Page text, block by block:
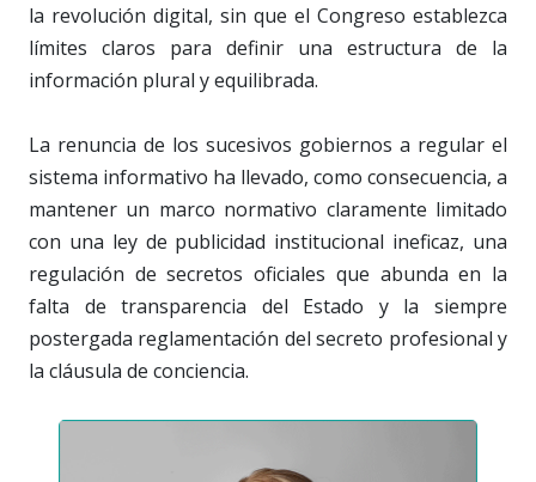
la revolución digital, sin que el Congreso establezca
límites claros para definir una estructura de la
información plural y equilibrada.
La renuncia de los sucesivos gobiernos a regular el
sistema informativo ha llevado, como consecuencia, a
mantener un marco normativo claramente limitado
con una ley de publicidad institucional ineficaz, una
regulación de secretos oficiales que abunda en la
falta de transparencia del Estado y la siempre
postergada reglamentación del secreto profesional y
la cláusula de conciencia.